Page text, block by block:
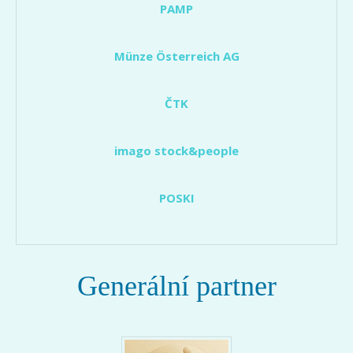
PAMP
Münze Österreich AG
ČTK
imago stock&people
POSKI
Generální partner